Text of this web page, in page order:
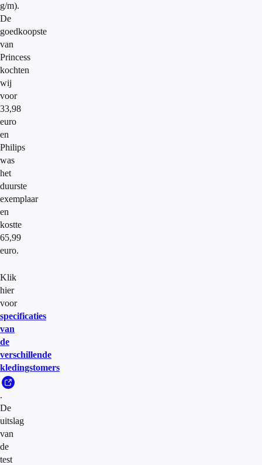
g/m).
De
goedkoopste
van
Princess
kochten
wij
voor
33,98
euro
en
Philips
was
het
duurste
exemplaar
en
kostte
65,99
euro.
Klik
hier
voor
specificaties
van
de
verschillende
kledingstomers
.
De
uitslag
van
de
test